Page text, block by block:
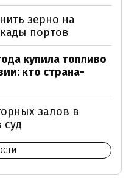
зерно на
портов
купила топливо
кто страна-
залов в
суд